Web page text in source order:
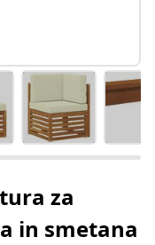
za
in smetana